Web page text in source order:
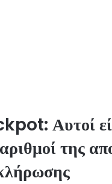
Αυτοί
της